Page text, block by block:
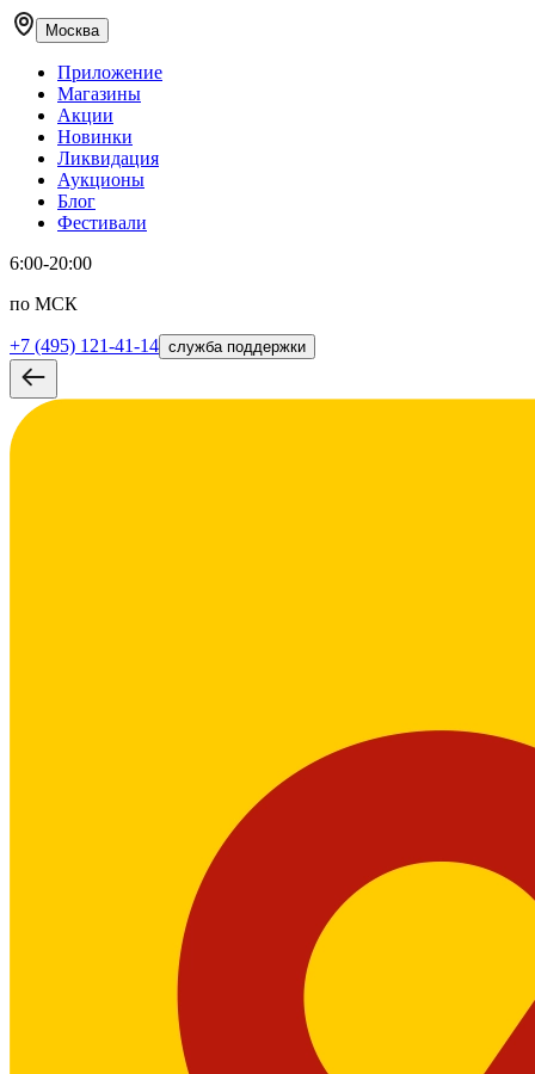
Москва
Приложение
Магазины
Акции
Новинки
Ликвидация
Аукционы
Блог
Фестивали
6:00-20:00
по МСК
+7 (495) 121-41-14 служба поддержки